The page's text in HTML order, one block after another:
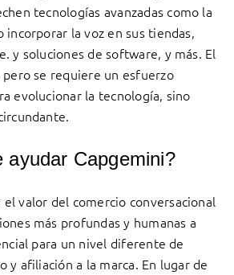
tecnologías avanzadas como la
incorporar la voz en sus tiendas,
y soluciones de software, y más. El
se requiere un esfuerzo
evolucionar la tecnología, sino
ayudar Capgemini?
valor del comercio conversacional
más profundas y humanas a
para un nivel diferente de
y afiliación a la marca. En lugar de